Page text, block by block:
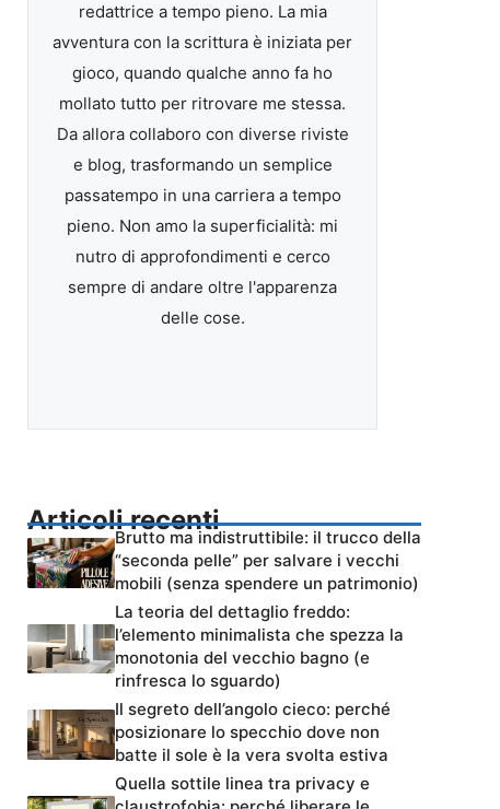
redattrice a tempo pieno. La mia
avventura con la scrittura è iniziata per
gioco, quando qualche anno fa ho
mollato tutto per ritrovare me stessa.
Da allora collaboro con diverse riviste
e blog, trasformando un semplice
passatempo in una carriera a tempo
pieno. Non amo la superficialità: mi
nutro di approfondimenti e cerco
sempre di andare oltre l'apparenza
delle cose.
Articoli recenti
Brutto ma indistruttibile: il trucco della
“seconda pelle” per salvare i vecchi
mobili (senza spendere un patrimonio)
La teoria del dettaglio freddo:
l’elemento minimalista che spezza la
monotonia del vecchio bagno (e
rinfresca lo sguardo)
Il segreto dell’angolo cieco: perché
posizionare lo specchio dove non
batte il sole è la vera svolta estiva
Quella sottile linea tra privacy e